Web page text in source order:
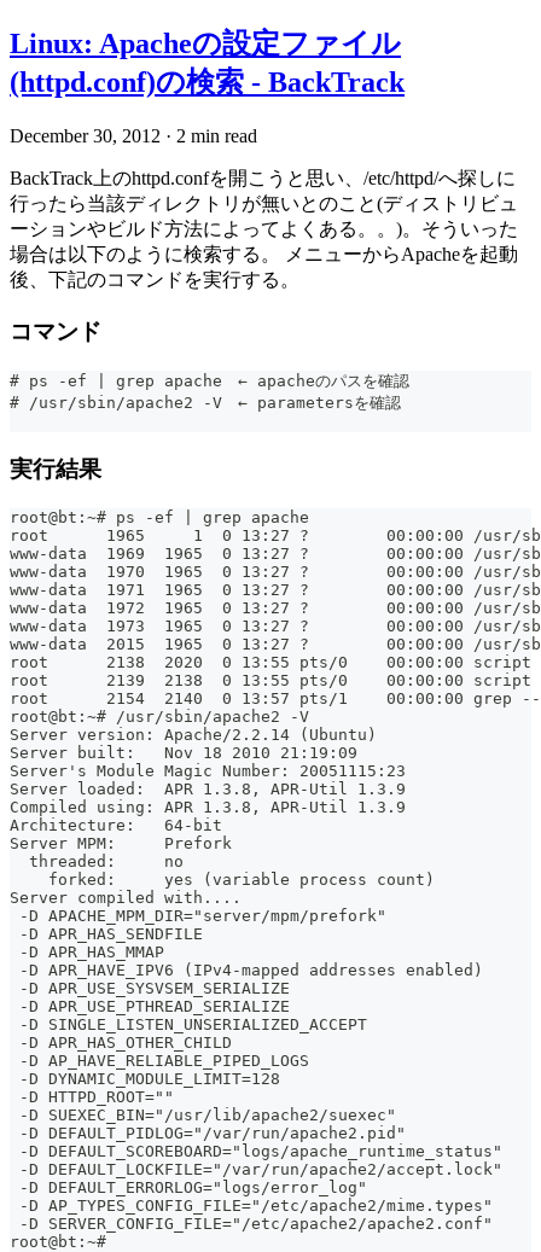
Linux: Apacheの設定ファイル
(httpd.conf)の検索 - BackTrack
December 30, 2012 · 2 min read
BackTrack上のhttpd.confを開こうと思い、/etc/httpd/へ探しに
行ったら当該ディレクトリが無いとのこと(ディストリビュ
ーションやビルド方法によってよくある。。)。そういった
場合は以下のように検索する。 メニューからApacheを起動
後、下記のコマンドを実行する。
コマンド
# ps -ef | grep apache　← apacheのパスを確認
# /usr/sbin/apache2 -V　← parametersを確認
実行結果
root@bt:~# ps -ef | grep apache
root      1965     1  0 13:27 ?        00:00:00 /usr/
www-data  1969  1965  0 13:27 ?        00:00:00 /usr/
www-data  1970  1965  0 13:27 ?        00:00:00 /usr/
www-data  1971  1965  0 13:27 ?        00:00:00 /usr/
www-data  1972  1965  0 13:27 ?        00:00:00 /usr/
www-data  1973  1965  0 13:27 ?        00:00:00 /usr/
www-data  2015  1965  0 13:27 ?        00:00:00 /usr/
root      2138  2020  0 13:55 pts/0    00:00:00 script
root      2139  2138  0 13:55 pts/0    00:00:00 script
root      2154  2140  0 13:57 pts/1    00:00:00 grep --
root@bt:~# /usr/sbin/apache2 -V
Server version: Apache/2.2.14 (Ubuntu)
Server built:   Nov 18 2010 21:19:09
Server's Module Magic Number: 20051115:23
Server loaded:  APR 1.3.8, APR-Util 1.3.9
Compiled using: APR 1.3.8, APR-Util 1.3.9
Architecture:   64-bit
Server MPM:     Prefork
  threaded:     no
    forked:     yes (variable process count)
Server compiled with....
-D APACHE_MPM_DIR="server/mpm/prefork"
-D APR_HAS_SENDFILE
-D APR_HAS_MMAP
-D APR_HAVE_IPV6 (IPv4-mapped addresses enabled)
-D APR_USE_SYSVSEM_SERIALIZE
-D APR_USE_PTHREAD_SERIALIZE
-D SINGLE_LISTEN_UNSERIALIZED_ACCEPT
-D APR_HAS_OTHER_CHILD
-D AP_HAVE_RELIABLE_PIPED_LOGS
-D DYNAMIC_MODULE_LIMIT=128
-D HTTPD_ROOT=""
-D SUEXEC_BIN="/usr/lib/apache2/suexec"
-D DEFAULT_PIDLOG="/var/run/apache2.pid"
-D DEFAULT_SCOREBOARD="logs/apache_runtime_status"
-D DEFAULT_LOCKFILE="/var/run/apache2/accept.lock"
-D DEFAULT_ERRORLOG="logs/error_log"
-D AP_TYPES_CONFIG_FILE="/etc/apache2/mime.types"
-D SERVER_CONFIG_FILE="/etc/apache2/apache2.conf"
root@bt:~#